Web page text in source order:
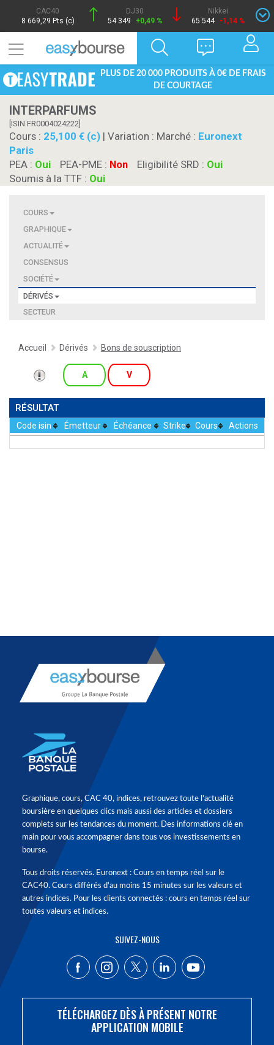
CAC40
8 669,29 Pts (c)
DJ30
54 349
+0,49 %
Nikkei
65 544 -1,14 %
PLUS DE 20 000 PRODUITS À 0€ DE FRAIS
DE COURTAGE
INTERPARFUMS
[ISIN FR0004024222]
Cours : 25,100 € (c) | Variation : Marché : Euronext
Paris
PEA : Oui PEA-PME : Non Eligibilité SRD : Oui
Soumis à la TTF : Oui
COURS
GRAPHIQUE
ACTUALITÉ
CONSENSUS
SOCIÉTÉ
DÉRIVÉS
SECTEUR
Accueil Dérivés Bons de souscription
A V
RÉSULTAT
Code isin Émetteur Échéance Strike Cours Actions
Graphique, cours, CAC 40, indices, retrouvez toute l'actualité
boursière en quelques clics mais aussi des articles et dossiers
complets sur les tendances du moment. Des informations clé en
main pour vous accompagner dans tous vos investissements en
bourse.
Tous droits réservés. Euronext : Cours en temps réel sur le
CAC40. Cours différés d'au moins 15 minutes sur les valeurs et
autres indices. Pour les clients connectés : cours en temps réel sur
toutes valeurs et indices.
SUIVEZ-NOUS
TÉLÉCHARGEZ DÈS À PRÉSENT NOTRE
APPLICATION MOBILE